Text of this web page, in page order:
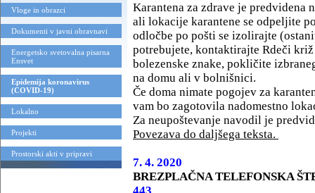
Vloge in obrazci
Dokumenti v javni obravnavi
Energetsko svetovalna pisarna
Ensvet
Epidemija koronavirus
(COVID-19)
Lokalno
Projekti
Prostorski akti v pripravi
Karantena za zdrave je predvidena
ali lokacije karantene se odpeljite
odločbe po pošti se izolirajte
potrebujete, kontaktirajte Rdeči
bolezenske znake, pokličite
na domu ali v bolnišnici.
Če doma nimate pogojev za
vam bo zagotovila nadomestno
Za neupoštevanje navodil je
Povezava do daljšega teksta.
7. 4. 2020
BREZPLAČNA TELEFONSKA